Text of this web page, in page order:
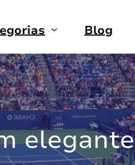
Blog
elegante